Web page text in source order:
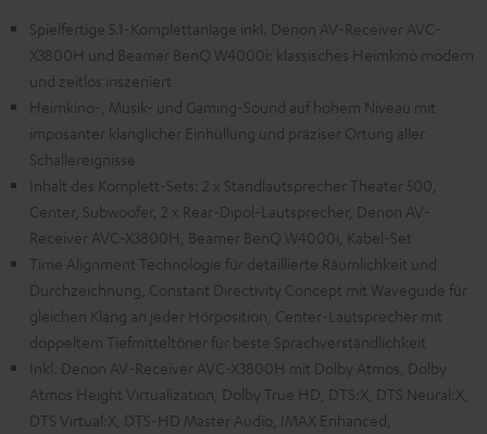
Spielfertige 5.1-Komplettanlage inkl. Denon AV-Receiver AVC-
X3800H und Beamer BenQ W4000i: klassisches Heimkino modern
und zeitlos inszeniert
Heimkino-, Musik- und Gaming-Sound auf hohem Niveau mit
imposanter klanglicher Einhüllung und präziser Ortung aller
Schallereignisse
Inhalt des Komplett-Sets: 2 x Standlautsprecher Theater 500,
Center, Subwoofer, 2 x Rear-Dipol-Lautsprecher, Denon AV-
Receiver AVC-X3800H, Beamer BenQ W4000i, Kabel-Set
Time Alignment Technologie für detaillierte Räumlichkeit und
Durchzeichnung, Constant Directivity Concept mit Waveguide für
gleichen Klang an jeder Hörposition, Center-Lautsprecher mit
doppeltem Tiefmitteltöner für beste Sprachverständlichkeit
Inkl. Denon AV-Receiver AVC-X3800H mit Dolby Atmos, Dolby
Atmos Height Virtualization, Dolby True HD, DTS:X, DTS Neural:X,
DTS Virtual:X, DTS-HD Master Audio, IMAX Enhanced,